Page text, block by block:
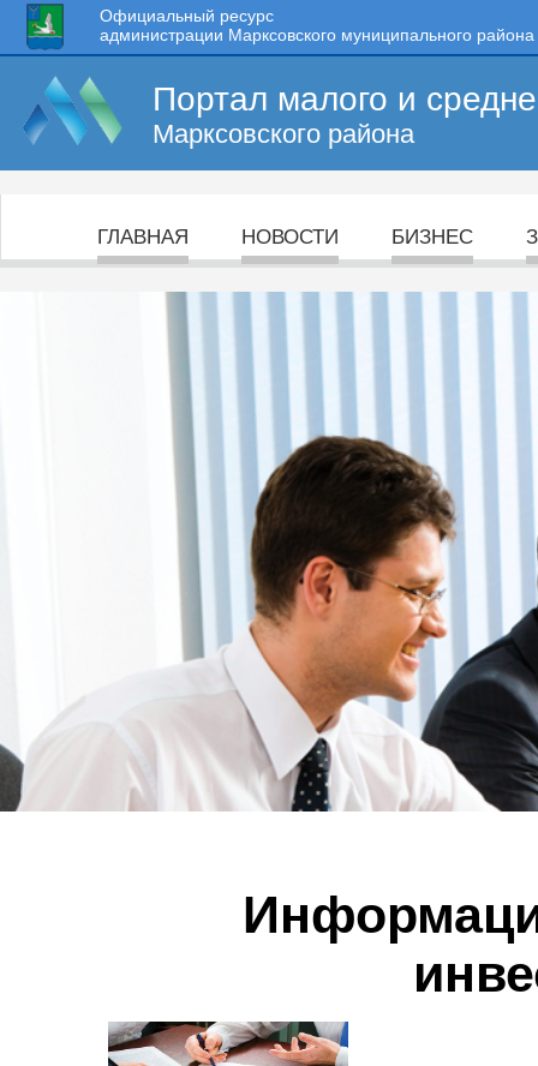
Официальный ресурс
администрации Марксовского муниципального района
Портал малого и
Марксовского района
ГЛАВНАЯ НОВОСТИ БИЗНЕС